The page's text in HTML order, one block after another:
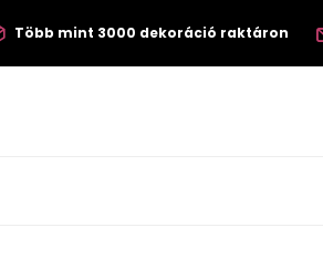
Több mint 3000 dekoráció raktáron